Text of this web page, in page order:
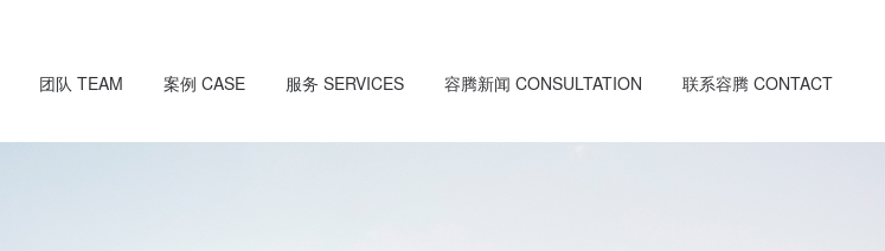
团队 TEAM 案例 CASE 服务 SERVICES 容腾新闻 CONSULTATION 联系容腾 CONTACT